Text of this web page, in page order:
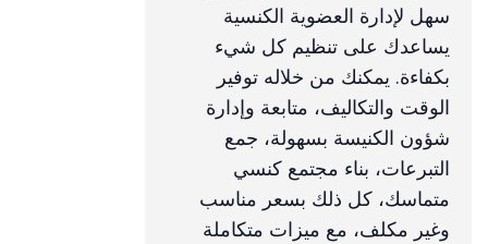
سهل لإدارة العضوية الكنسية
يساعدك على تنظيم كل شيء
بكفاءة. يمكنك من خلاله توفير
الوقت والتكاليف، متابعة وإدارة
شؤون الكنيسة بسهولة، جمع
التبرعات، بناء مجتمع كنسي
متماسك، كل ذلك بسعر مناسب
وغير مكلف، مع ميزات متكاملة